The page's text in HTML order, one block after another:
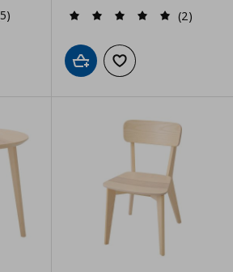
списъка с любими
(2)
Добави в кошницата
Добави към